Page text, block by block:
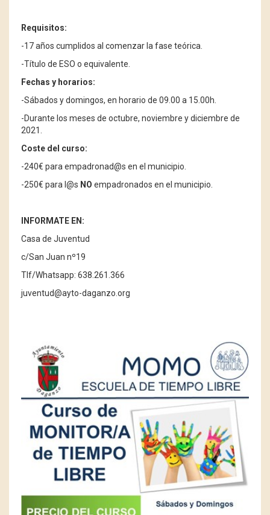
Requisitos:
-17 años cumplidos al comenzar la fase teórica.
-Título de ESO o equivalente.
Fechas y horarios:
-Sábados y domingos, en horario de 09.00 a 15.00h.
-Durante los meses de octubre, noviembre y diciembre de
2021.
Coste del curso:
-240€ para empadronad@s en el municipio.
-250€ para l@s NO empadronados en el municipio.
INFORMATE EN:
Casa de Juventud
c/San Juan nº19
Tlf/Whatsapp: 638.261.366
juventud@ayto-daganzo.org